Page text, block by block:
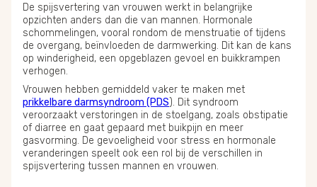
De spijsvertering van vrouwen werkt in belangrijke
opzichten anders dan die van mannen. Hormonale
schommelingen, vooral rondom de menstruatie of tijdens
de overgang, beïnvloeden de darmwerking. Dit kan de kans
op winderigheid, een opgeblazen gevoel en buikkrampen
verhogen.
Vrouwen hebben gemiddeld vaker te maken met
prikkelbare darmsyndroom (PDS). Dit syndroom
veroorzaakt verstoringen in de stoelgang, zoals obstipatie
of diarree en gaat gepaard met buikpijn en meer
gasvorming. De gevoeligheid voor stress en hormonale
veranderingen speelt ook een rol bij de verschillen in
spijsvertering tussen mannen en vrouwen.